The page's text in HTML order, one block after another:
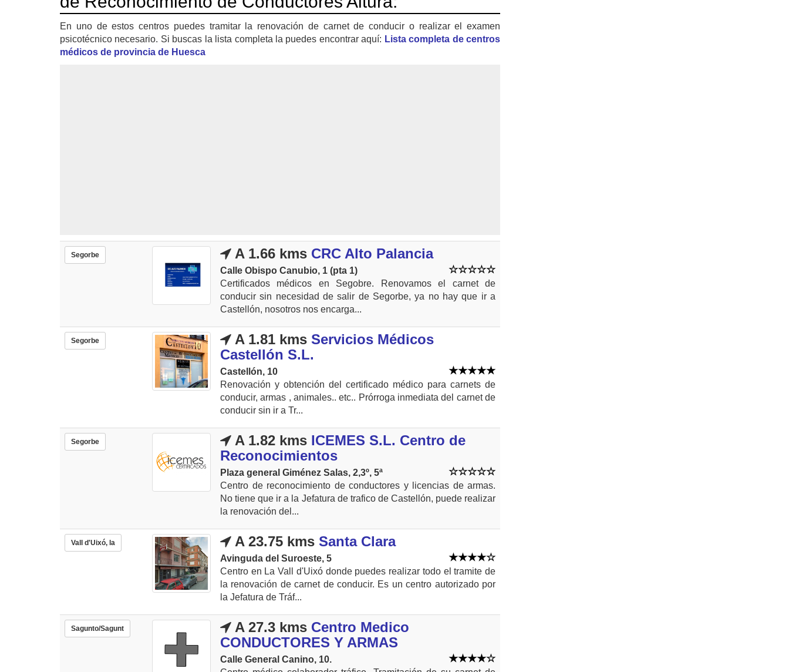
En uno de estos centros puedes tramitar la renovación de carnet de conducir o realizar el examen
psicotécnico necesario. Si buscas la lista completa la puedes encontrar aquí: Lista completa de centros
médicos de provincia de Huesca
Segorbe A 1.66 kms CRC Alto Palancia
Calle Obispo Canubio, 1 (pta 1)
Certificados médicos en Segobre. Renovamos el carnet de
conducir sin necesidad de salir de Segorbe, ya no hay que ir a
Castellón, nosotros nos encarga...
Segorbe A 1.81 kms Servicios Médicos
Castellón S.L.
Castellón, 10
Renovación y obtención del certificado médico para carnets de
conducir, armas , animales.. etc.. Prórroga inmediata del carnet de
conducir sin ir a Tr...
Segorbe A 1.82 kms ICEMES S.L. Centro de
Reconocimientos
Plaza general Giménez Salas, 2,3º, 5ª
Centro de reconocimiento de conductores y licencias de armas.
No tiene que ir a la Jefatura de trafico de Castellón, puede realizar
la renovación del...
Vall d'Uixó, la A 23.75 kms Santa Clara
Avinguda del Suroeste, 5
Centro en La Vall d'Uixó donde puedes realizar todo el tramite de
la renovación de carnet de conducir. Es un centro autorizado por
la Jefatura de Tráf...
Sagunto/Sagunt A 27.3 kms Centro Medico
CONDUCTORES Y ARMAS
Calle General Canino, 10.